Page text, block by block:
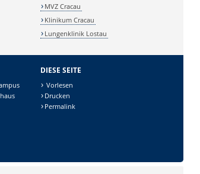
MVZ Cracau
Klinikum Cracau
Lungenklinik Lostau
DIESE SEITE
Vorlesen
Drucken
Permalink